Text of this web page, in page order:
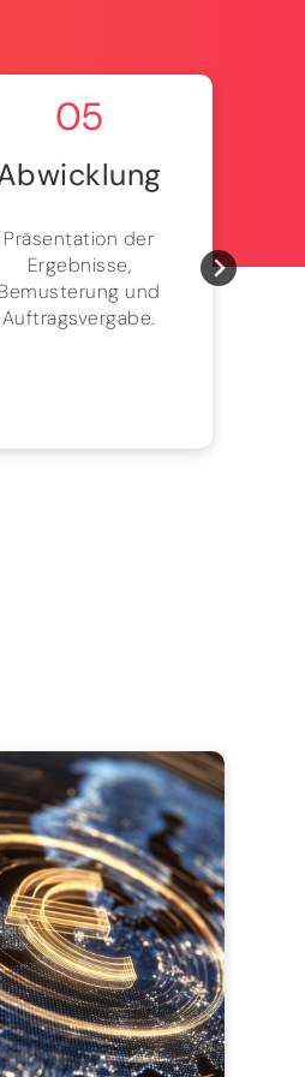
05
Präsentation der
Ergebnisse,
Bemusterung und
Auftragsvergabe.